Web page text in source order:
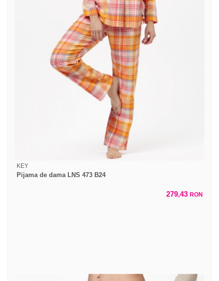
KEY
Pijama de dama LNS 473 B24
279,43 RON